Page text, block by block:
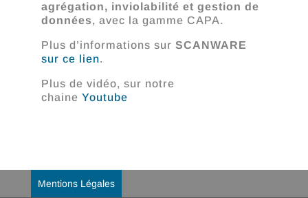
agrégation, inviolabilité et gestion de
données, avec la gamme CAPA.
Plus d’informations sur SCANWARE
sur ce lien.
Plus de vidéo, sur notre
chaine Youtube
Mentions Légales